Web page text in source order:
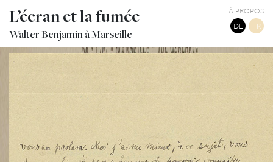
L’écran et la fumée
Walter Benjamin à Marseille
À PROPOS
DE
FR